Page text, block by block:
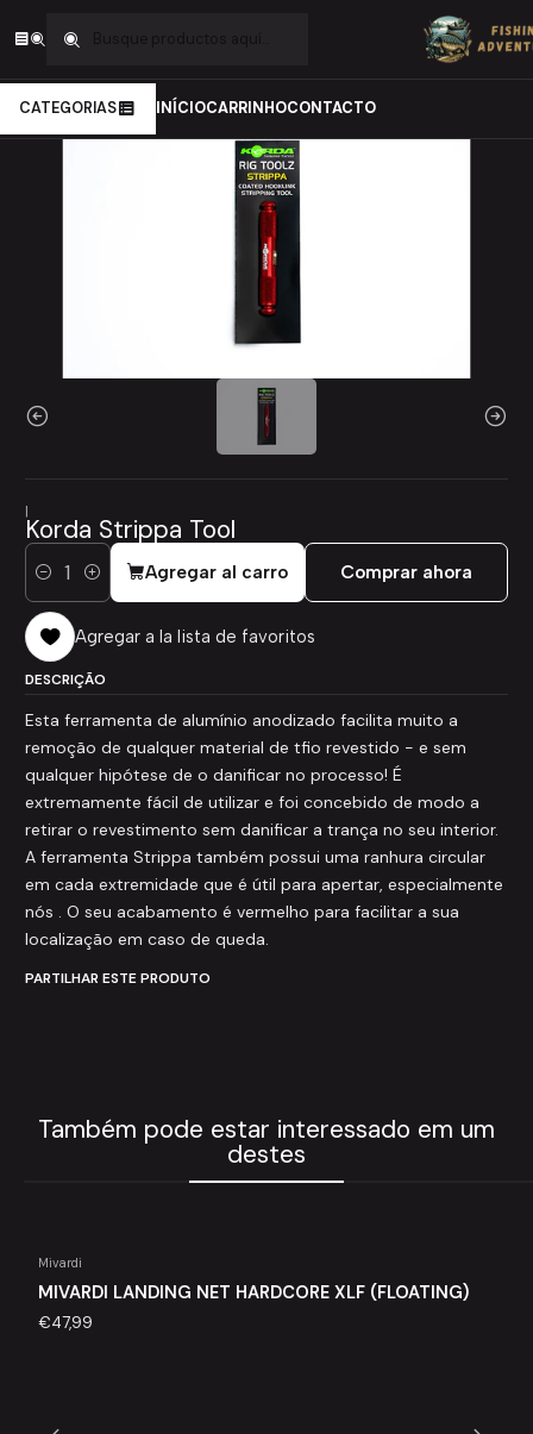
CATEGORIAS INÍCIOCARRINHOCONTACTO
Korda Strippa Tool
|
Korda Strippa Tool
Cantidad Agregar al carro Comprar ahora
Agregar a la lista de favoritos
DESCRIÇÃO
Esta ferramenta de alumínio anodizado facilita muito a
remoção de qualquer material de tfio revestido - e sem
qualquer hipótese de o danificar no processo! É
extremamente fácil de utilizar e foi concebido de modo a
retirar o revestimento sem danificar a trança no seu interior.
A ferramenta Strippa também possui uma ranhura circular
em cada extremidade que é útil para apertar, especialmente
nós . O seu acabamento é vermelho para facilitar a sua
localização em caso de queda.
PARTILHAR ESTE PRODUTO
Também pode estar interessado em um
destes
Mivardi
MIVARDI LANDING NET HARDCORE XLF (FLOATING)
€47,99